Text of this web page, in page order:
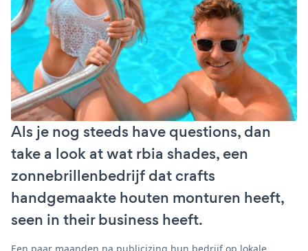
Als je nog steeds have questions, dan
take a look at wat rbia shades, een
zonnebrillenbedrijf dat crafts
handgemaakte houten monturen heeft,
seen in their business heeft.
Een paar maanden na publicizing hun bedrijf op lokale